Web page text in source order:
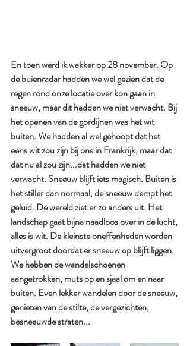
En toen werd ik wakker op 28 november. Op
de buienradar hadden we wel gezien dat de
regen rond onze locatie over kon gaan in
sneeuw, maar dit hadden we niet verwacht. Bij
het openen van de gordijnen was het wit
buiten. We hadden al wel gehoopt dat het
eens wit zou zijn bij ons in Frankrijk, maar dat
dat nu al zou zijn...dat hadden we niet
verwacht. Sneeuw blijft iets magisch. Buiten is
het stiller dan normaal, de sneeuw dempt het
geluid. De wereld ziet er zo anders uit. Het
landschap gaat bijna naadloos over in de lucht,
alles is wit. De kleinste oneffenheden worden
uitvergroot doordat er sneeuw op blijft liggen.
We hebben de wandelschoenen
aangetrokken, muts op en sjaal om en naar
buiten. Even lekker wandelen door de sneeuw,
genieten van de stilte, de vergezichten,
besneeuwde straten...